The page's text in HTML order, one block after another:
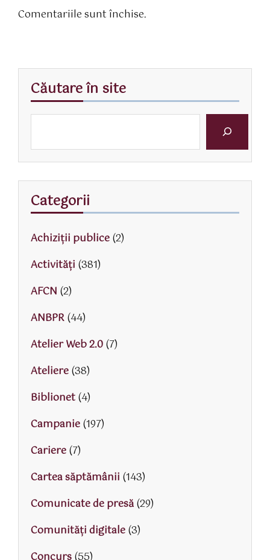
Comentariile sunt închise.
Căutare în site
Categorii
Achiziții publice(2)
Activităţi (381)
AFCN (2)
ANBPR(44)
Atelier Web 2.0(7)
Ateliere(38)
Biblionet(4)
Campanie(197)
Cariere(7)
Cartea săptămânii (143)
Comunicate de presă(29)
Comunități digitale(3)